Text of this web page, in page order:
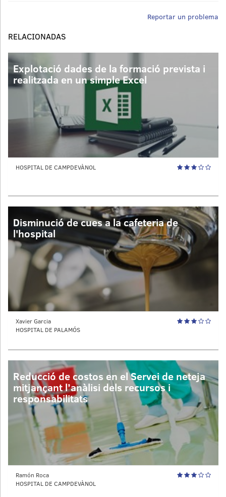
Reportar un problema
RELACIONADAS
Explotació dades de la formació prevista i
realitzada en un simple Excel
HOSPITAL DE CAMPDEVÀNOL
Disminució de cues a la cafeteria de
l'hospital
Xavier Garcia
HOSPITAL DE PALAMÓS
Reducció de costos en el Servei de neteja
mitjançant l’anàlisi dels recursos i
responsabilitats
Ramón Roca
HOSPITAL DE CAMPDEVÀNOL